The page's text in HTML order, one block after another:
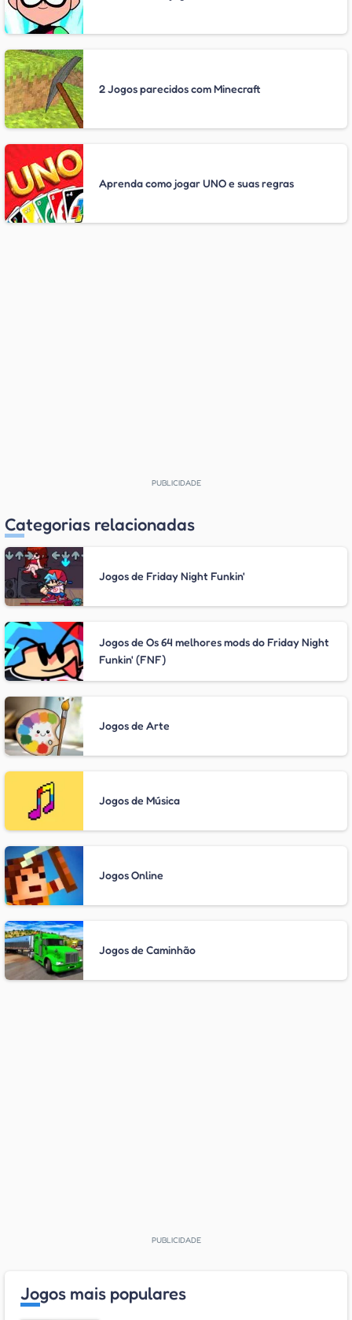
2 Jogos parecidos com Minecraft
Aprenda como jogar UNO e suas regras
Categorias relacionadas
Jogos de Friday Night Funkin'
Jogos de Os 64 melhores mods do Friday Night
Funkin' (FNF)
Jogos de Arte
Jogos de Música
Jogos Online
Jogos de Caminhão
Jogos mais populares